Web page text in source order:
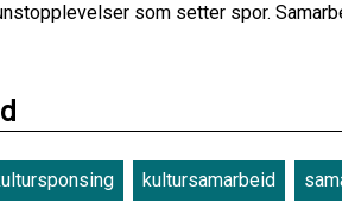
som setter spor.
kultursamarbeid